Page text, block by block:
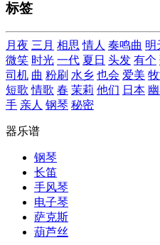
标签
月夜 三月 相思 情人 奏鸣曲 明
微笑 时光 一代 夏日 头发 有个
司机 曲 粉刷 水乡 也会 爱美
短歌 情歌 春 茉莉 他们 日本
手 亲人 钢琴 秘密
器乐谱
钢琴
长笛
手风琴
电子琴
萨克斯
葫芦丝